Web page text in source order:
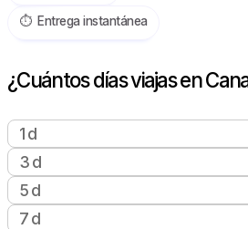
⏱️️ Entrega instantánea
¿Cuántos días viajas en
1 d
3 d
5 d
7 d